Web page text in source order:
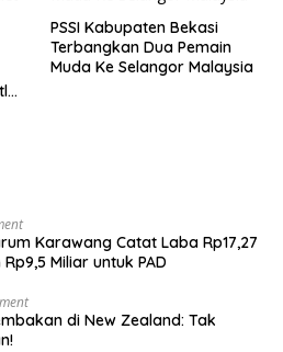
PSSI Kabupaten Bekasi
Terbangkan Dua Pemain
Muda Ke Selangor Malaysia
Karawang Catat Laba Rp17,27
Miliar untuk PAD
di New Zealand: Tak